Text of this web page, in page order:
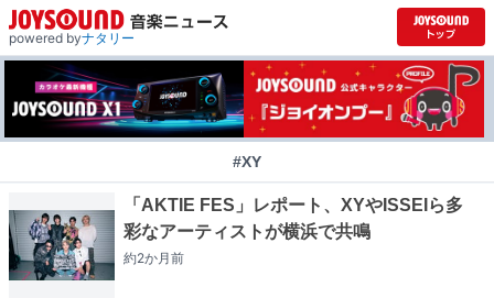
powered byナタリー
#XY
「AKTIE FES」レポート、XYやISSEIら多
彩なアーティストが横浜で共鳴
約2か月前